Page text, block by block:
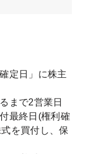
定日」に株主
まで2営業日
最終日(権利確
を買付し、保